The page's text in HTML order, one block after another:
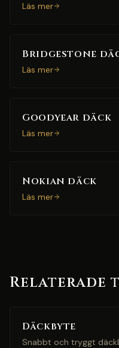
Läs mer
Bridgestone
Läs mer
Goodyear däck
Läs mer
Nokian däck
Läs mer
Relaterade
Däckbyte
Snabbt och tryggt